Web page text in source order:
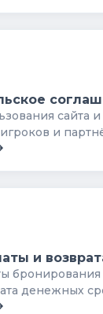
сайта
и
и
бронирования
денежных